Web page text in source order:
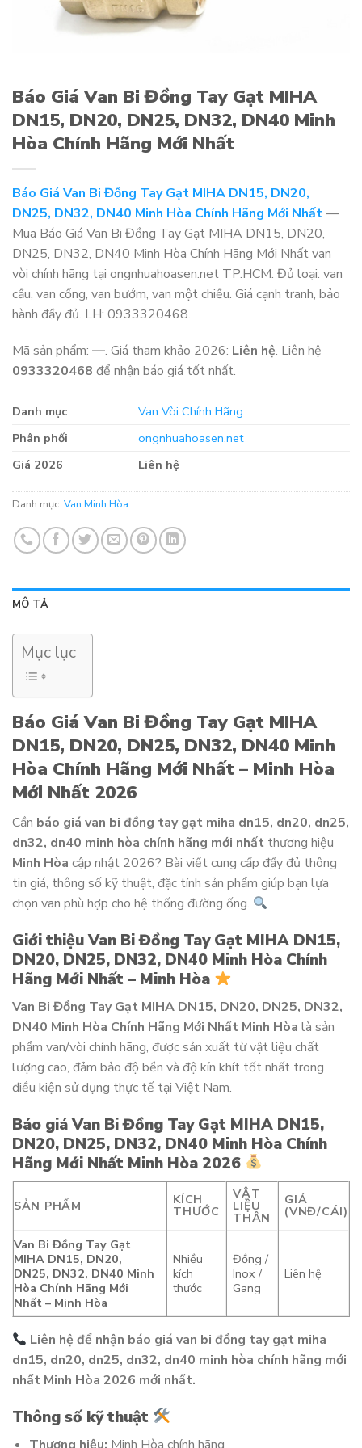
Báo Giá Van Bi Đồng Tay Gạt MIHA
DN15, DN20, DN25, DN32, DN40 Minh
Hòa Chính Hãng Mới Nhất
Báo Giá Van Bi Đồng Tay Gạt MIHA DN15, DN20,
DN25, DN32, DN40 Minh Hòa Chính Hãng Mới Nhất—
Mua Báo Giá Van Bi Đồng Tay Gạt MIHA DN15, DN20,
DN25, DN32, DN40 Minh Hòa Chính Hãng Mới Nhất van
vòi chính hãng tại ongnhuahoasen.net TP.HCM. Đủ loại: van
cầu, van cổng, van bướm, van một chiều. Giá cạnh tranh, bảo
hành đầy đủ. LH: 0933320468.
Mã sản phẩm: —. Giá tham khảo 2026: Liên hệ. Liên hệ
0933320468 để nhận báo giá tốt nhất.
Danh mục
Van Vòi Chính Hãng
Phân phối
ongnhuahoasen.net
Giá 2026
Liên hệ
Danh mục: Van Minh Hòa
MÔ TẢ
Mục lục
Báo Giá Van Bi Đồng Tay Gạt MIHA
DN15, DN20, DN25, DN32, DN40 Minh
Hòa Chính Hãng Mới Nhất – Minh Hòa
Mới Nhất 2026
Cần báo giá van bi đồng tay gạt miha dn15, dn20, dn25,
dn32, dn40 minh hòa chính hãng mới nhất thương hiệu
Minh Hòa cập nhật 2026? Bài viết cung cấp đầy đủ thông
tin giá, thông số kỹ thuật, đặc tính sản phẩm giúp bạn lựa
chọn van phù hợp cho hệ thống đường ống.
Giới thiệu Van Bi Đồng Tay Gạt MIHA DN15,
DN20, DN25, DN32, DN40 Minh Hòa Chính
Hãng Mới Nhất – Minh Hòa
Van Bi Đồng Tay Gạt MIHA DN15, DN20, DN25, DN32,
DN40 Minh Hòa Chính Hãng Mới Nhất Minh Hòa là sản
phẩm van/vòi chính hãng, được sản xuất từ vật liệu chất
lượng cao, đảm bảo độ bền và độ kín khít tốt nhất trong
điều kiện sử dụng thực tế tại Việt Nam.
Báo giá Van Bi Đồng Tay Gạt MIHA DN15,
DN20, DN25, DN32, DN40 Minh Hòa Chính
Hãng Mới Nhất Minh Hòa 2026
SẢN PHẨM KÍCH
THƯỚC
VẬT
LIỆU
THÂN
GIÁ
(VNĐ/CÁI)
Van Bi Đồng Tay Gạt
MIHA DN15, DN20,
DN25, DN32, DN40 Minh
Hòa Chính Hãng Mới
Nhất – Minh Hòa
Nhiều
kích
thước
Đồng /
Inox /
Gang
Liên hệ
Liên hệ để nhận báo giá van bi đồng tay gạt miha
dn15, dn20, dn25, dn32, dn40 minh hòa chính hãng mới
nhất Minh Hòa 2026 mới nhất.
Thông số kỹ thuật
Thương hiệu: Minh Hòa chính hãng